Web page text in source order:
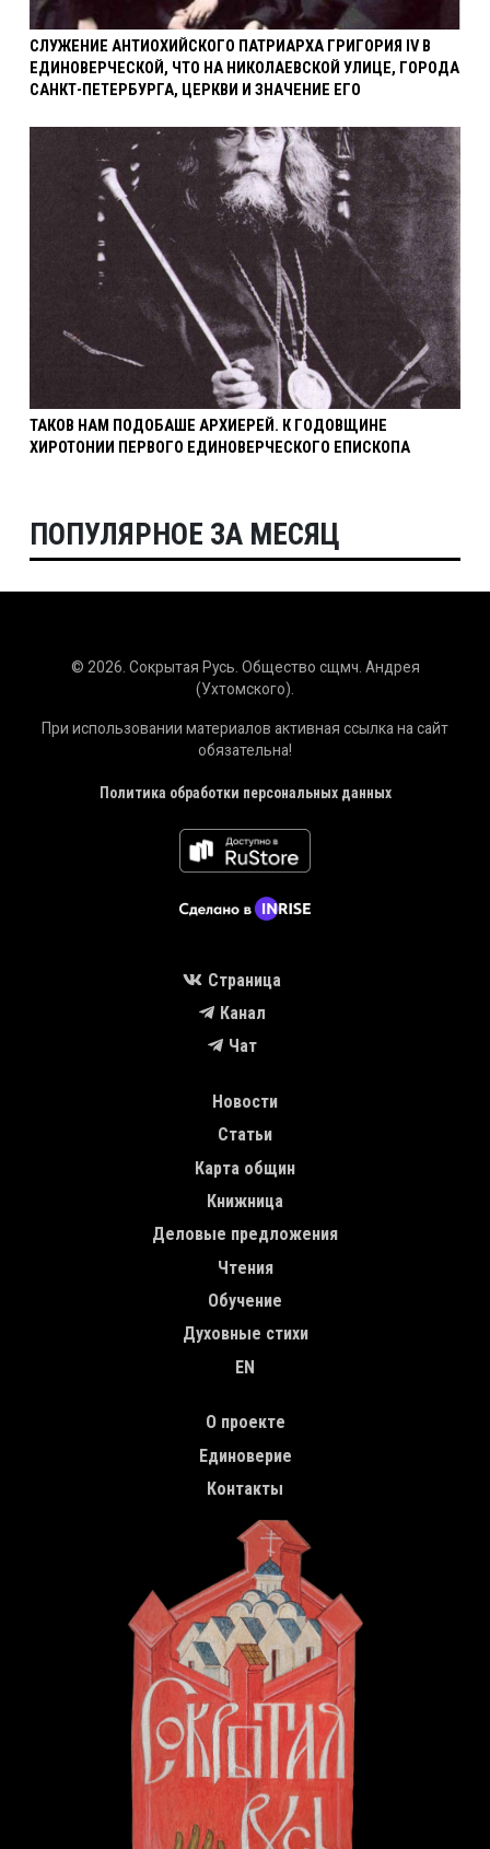
СЛУЖЕНИЕ АНТИОХИЙСКОГО ПАТРИАРХА ГРИГОРИЯ IV В
ЕДИНОВЕРЧЕСКОЙ, ЧТО НА НИКОЛАЕВСКОЙ УЛИЦЕ, ГОРОДА
САНКТ-ПЕТЕРБУРГА, ЦЕРКВИ И ЗНАЧЕНИЕ ЕГО
ТАКОВ НАМ ПОДОБАШЕ АРХИЕРЕЙ. К ГОДОВЩИНЕ
ХИРОТОНИИ ПЕРВОГО ЕДИНОВЕРЧЕСКОГО ЕПИСКОПА
ПОПУЛЯРНОЕ ЗА МЕСЯЦ
© 2026. Сокрытая Русь. Общество сщмч. Андрея
(Ухтомского).
При использовании материалов активная ссылка на сайт
обязательна!
Политика обработки персональных данных
Страница
Канал
Чат
Новости
Статьи
Карта общин
Книжница
Деловые предложения
Чтения
Обучение
Духовные стихи
EN
О проекте
Единоверие
Контакты